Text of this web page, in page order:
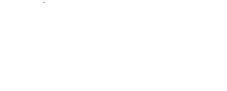
Dacă mergi în Iași, nu rata expoziția și plăcerea de a vedea cu ochii